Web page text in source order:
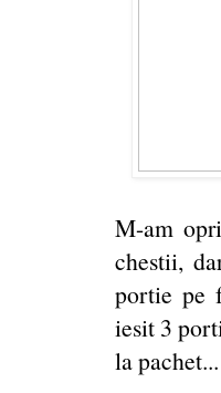
M-am
chestii,
portie pe
iesit 3
la pachet...